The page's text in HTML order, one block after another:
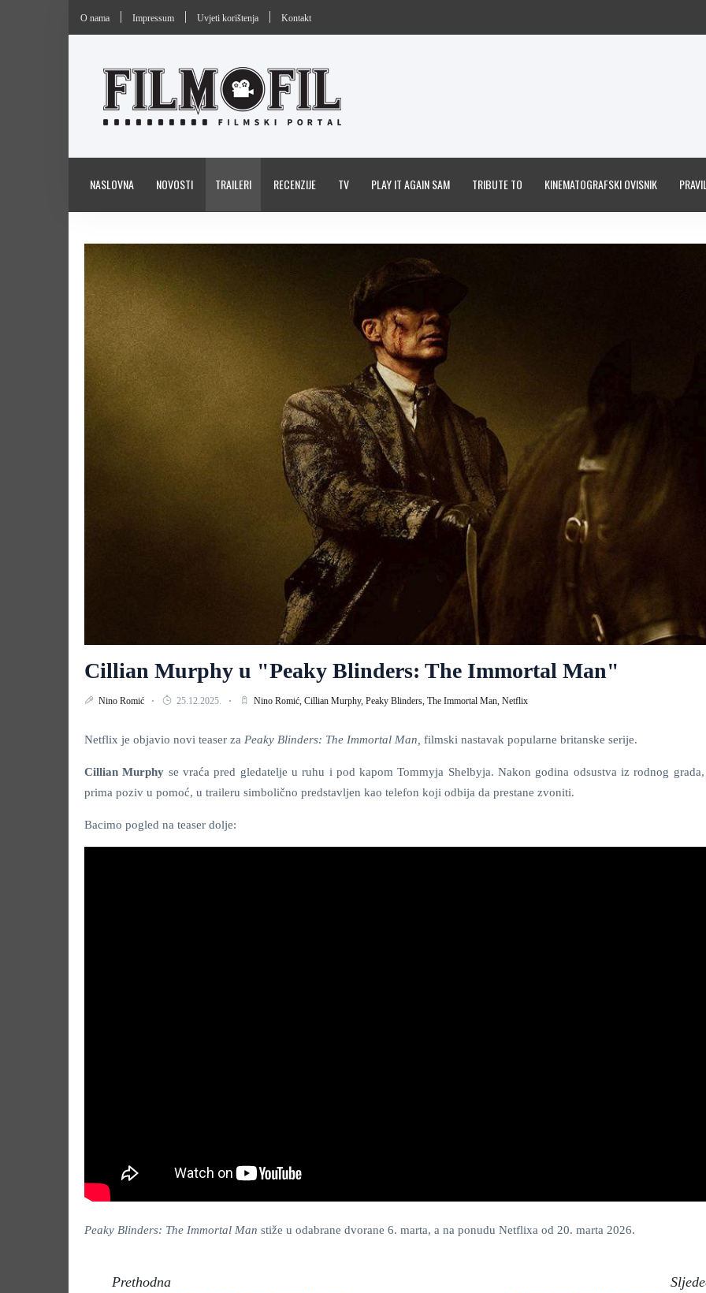
O nama Impressum Uvjeti korištenja Kontakt
NASLOVNA NOVOSTI TRAILERI RECENZIJE TV PLAY IT AGAIN SAM TRIBUTE TO KINEMATOGRAFSKI OVISNIK
Cillian Murphy u "Peaky Blinders: The Immortal Man"
Nino Romić 25.12.2025. Nino Romić, Cillian Murphy, Peaky Blinders, The Immortal Man, Netflix
Netflix je objavio novi teaser za Peaky Blinders: The Immortal Man, filmski nastavak popularne britanske serije.
Cillian Murphy se vraća pred gledatelje u ruhu i pod kapom Tommyja Shelbyja. Nakon godina odsustva iz rodnog
prima poziv u pomoć, u traileru simbolično predstavljen kao telefon koji odbija da prestane zvoniti.
Bacimo pogled na teaser dolje:
Peaky Blinders: The Immortal Man stiže u odabrane dvorane 6. marta, a na ponudu Netflixa od 20. marta 2026.
Prethodna